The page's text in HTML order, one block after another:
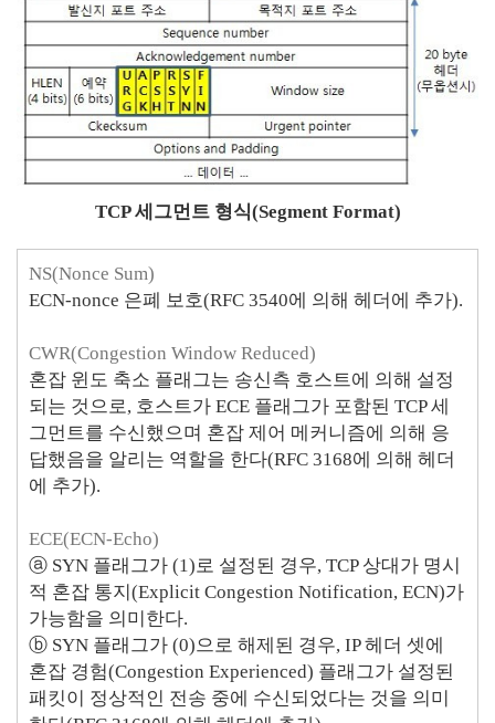
TCP 세그먼트 형식(Segment Format)
NS(Nonce Sum)
ECN-nonce 은폐 보호(RFC 3540에 의해 헤더에 추가).
CWR(Congestion Window Reduced)
혼잡 윈도 축소 플래그는 송신측 호스트에 의해 설정
되는 것으로, 호스트가 ECE 플래그가 포함된 TCP 세
그먼트를 수신했으며 혼잡 제어 메커니즘에 의해 응
답했음을 알리는 역할을 한다(RFC 3168에 의해 헤더
에 추가).
ECE(ECN-Echo)
ⓐ SYN 플래그가 (1)로 설정된 경우, TCP 상대가 명시
적 혼잡 통지(Explicit Congestion Notification, ECN)가
가능함을 의미한다.
ⓑ SYN 플래그가 (0)으로 해제된 경우, IP 헤더 셋에
혼잡 경험(Congestion Experienced) 플래그가 설정된
패킷이 정상적인 전송 중에 수신되었다는 것을 의미